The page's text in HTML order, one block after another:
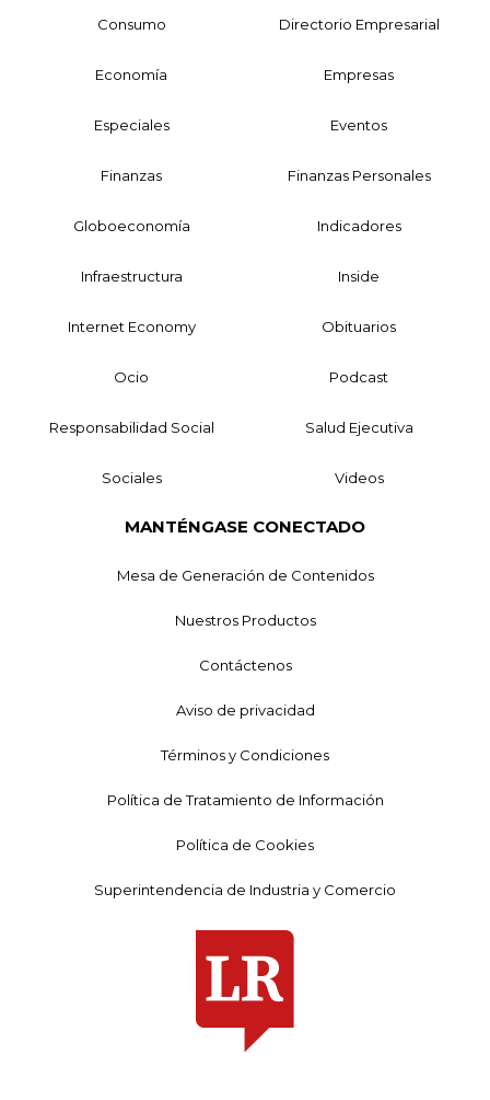
Consumo Directorio Empresarial
Economía Empresas
Especiales Eventos
Finanzas Finanzas Personales
Globoeconomía Indicadores
Infraestructura Inside
Internet Economy Obituarios
Ocio Podcast
Responsabilidad Social Salud Ejecutiva
Sociales Videos
MANTÉNGASE CONECTADO
Mesa de Generación de Contenidos
Nuestros Productos
Contáctenos
Aviso de privacidad
Términos y Condiciones
Política de Tratamiento de Información
Política de Cookies
Superintendencia de Industria y Comercio